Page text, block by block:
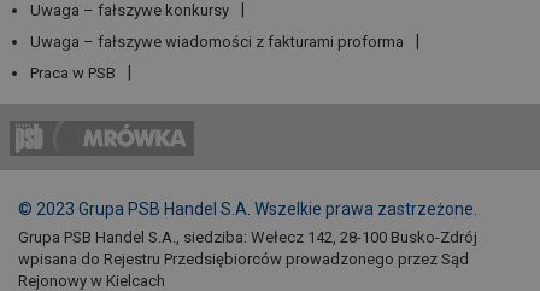
Uwaga – fałszywe konkursy
Uwaga – fałszywe wiadomości z fakturami proforma
Praca w PSB
© 2023 Grupa PSB Handel S.A. Wszelkie prawa zastrzeżone.
Grupa PSB Handel S.A., siedziba: Wełecz 142, 28-100 Busko-Zdrój
wpisana do Rejestru Przedsiębiorców prowadzonego przez Sąd
Rejonowy w Kielcach